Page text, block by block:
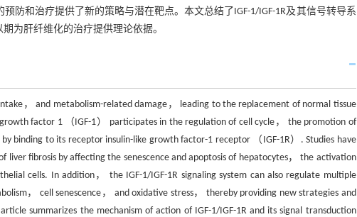
防和治疗提供了新的策略与潜在靶点。本文总结了IGF-1/IGF-1R及其信号转导系
为肝纤维化的治疗提供理论依据。
， and metabolism-related damage， leading to the replacement of normal tissue
factor 1 （IGF-1） participates in the regulation of cell cycle， the promotion of
binding to its receptor insulin-like growth factor-1 receptor （IGF-1R）. Studies have
liver fibrosis by affecting the senescence and apoptosis of hepatocytes， the activation
cells. In addition， the IGF-1/IGF-1R signaling system can also regulate multiple
， cell senescence， and oxidative stress， thereby providing new strategies and
summarizes the mechanism of action of IGF-1/IGF-1R and its signal transduction